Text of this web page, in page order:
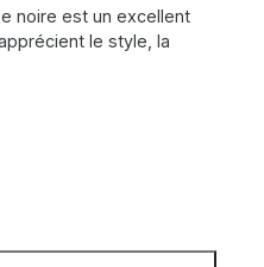
noire est un excellent
le style, la